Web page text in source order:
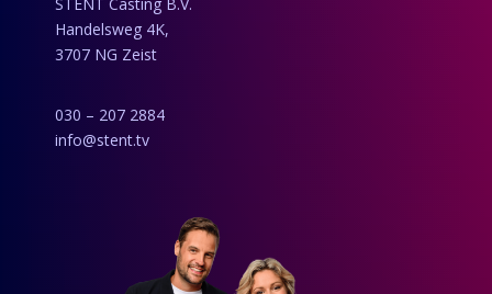
STENT Casting B.V.
Handelsweg 4K,
3707 NG Zeist
030 – 207 2884
info@stent.tv